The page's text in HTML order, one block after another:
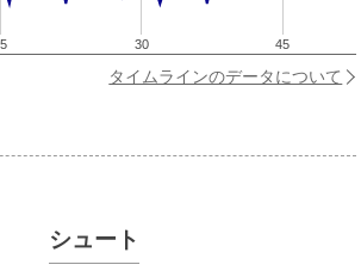
30 45
タイムラインのデータについて
シュート